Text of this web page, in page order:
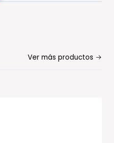
Ver más productos